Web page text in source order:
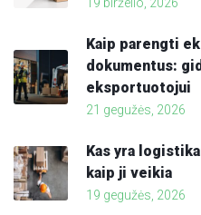
19 birželio, 2026
Kaip parengti
dokumentus:
eksportuotojui
21 gegužės, 2026
Kas yra
kaip ji veikia
19 gegužės, 2026